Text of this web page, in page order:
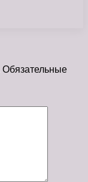
Обязательные